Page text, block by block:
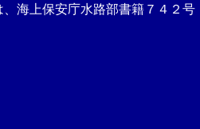
海上保安庁水路部書籍７４２